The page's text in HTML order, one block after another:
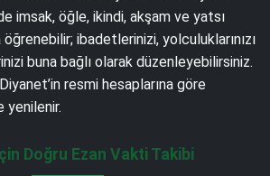
imsak, öğle, ikindi, akşam ve yatsı
öğrenebilir; ibadetlerinizi, yolculuklarınızı
buna bağlı olarak düzenleyebilirsiniz.
resmi hesaplarına göre
Doğru Ezan Vakti Takibi